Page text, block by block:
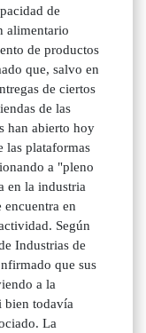
de
alimentario
de productos
que, salvo en
de ciertos
de las
han abierto hoy
las plataformas
a "pleno
en la industria
en
Según
Industrias de
que sus
a la
bien todavía
La